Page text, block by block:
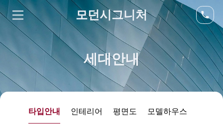
모던시그니처
세대안내
타입안내 인테리어 평면도 모델하우스